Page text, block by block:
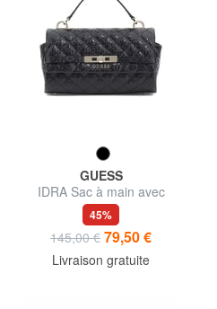
GUESS
IDRA Sac à main avec
bandoulière
45%
145,00 € 79,50 €
Livraison gratuite